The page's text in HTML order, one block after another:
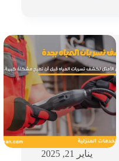
يناير 21, 2025